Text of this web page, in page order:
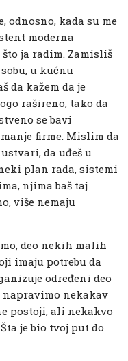
odnosno, kada su me
moderna
ja radim. Zamisliš
u kućnu
da kažem da je
rašireno, tako da
se bavi
firme. Mislim da
da uđeš u
plan rada, sistemi
njima baš taj
više nemaju
deo nekih malih
imaju potrebu da
određeni deo
napravimo nekakav
postoji, ali nekakvo
je bio tvoj put do